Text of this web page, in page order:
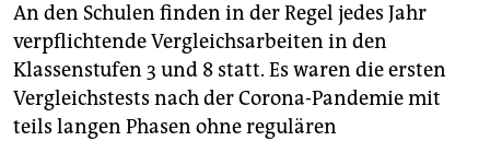
An den Schulen finden in der Regel jedes Jahr
verpflichtende Vergleichsarbeiten in den
Klassenstufen 3 und 8 statt. Es waren die ersten
Vergleichstests nach der Corona-Pandemie mit
teils langen Phasen ohne regulären